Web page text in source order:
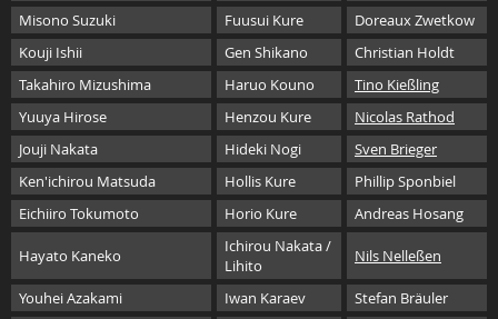
Misono Suzuki Fuusui Kure
Doreaux Zwetkow
Kouji Ishii
Gen Shikano
Christian Holdt
Takahiro Mizushima
Haruo Kouno
Tino Kießling
Yuuya Hirose
Henzou Kure
Nicolas Rathod
Jouji Nakata
Hideki Nogi
Sven Brieger
Ken'ichirou Matsuda
Hollis Kure
Phillip Sponbiel
Eichiiro Tokumoto
Horio Kure Andreas Hosang
Hayato Kaneko
Ichirou Nakata /
Lihito
Nils Nelleßen
Youhei Azakami Iwan Karaev
Stefan Bräuler